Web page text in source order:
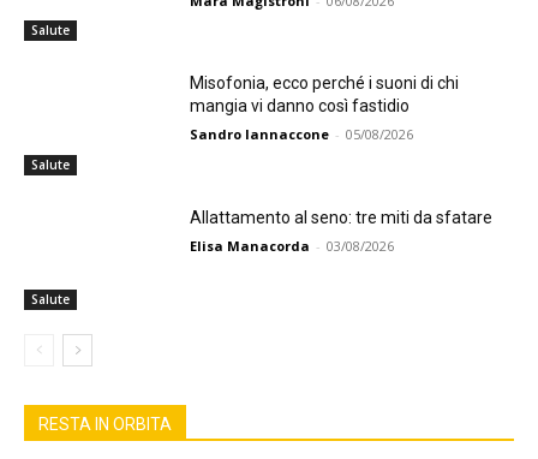
Salute
Salute
Misofonia, ecco perché i suoni di chi
mangia vi danno così fastidio
Sandro Iannaccone - 05/08/2026
Salute
Allattamento al seno: tre miti da sfatare
Elisa Manacorda - 03/08/2026
RESTA IN ORBITA